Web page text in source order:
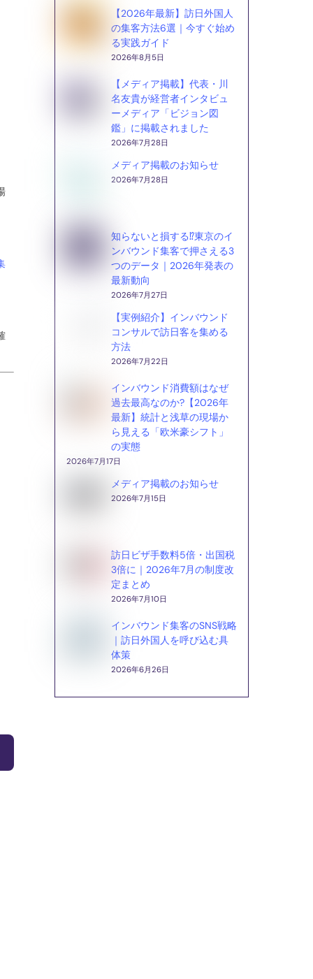
【2026年最新】訪日外国人
の集客方法6選｜今すぐ始め
る実践ガイド
2026年8月5日
【メディア掲載】代表・川
名友貴が経営者インタビュ
ーメディア「ビジョン図
鑑」に掲載されました
2026年7月28日
メディア掲載のお知らせ
2026年7月28日
知らないと損する⁉東京のイ
ンバウンド集客で押さえる3
つのデータ｜2026年発表の
最新動向
2026年7月27日
【実例紹介】インバウンド
コンサルで訪日客を集める
方法
2026年7月22日
インバウンド消費額はなぜ
過去最高なのか?【2026年
最新】統計と浅草の現場か
ら見える「欧米豪シフト」
の実態
2026年7月17日
メディア掲載のお知らせ
2026年7月15日
訪日ビザ手数料5倍・出国税
3倍に｜2026年7月の制度改
定まとめ
2026年7月10日
インバウンド集客のSNS戦略
｜訪日外国人を呼び込む具
体策
2026年6月26日